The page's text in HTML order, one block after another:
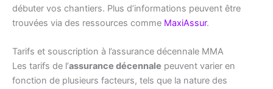
débuter vos chantiers. Plus d’informations peuvent être
trouvées via des ressources comme MaxiAssur.
Tarifs et souscription à l’assurance décennale MMA
Les tarifs de l’assurance décennale peuvent varier en
fonction de plusieurs facteurs, tels que la nature des